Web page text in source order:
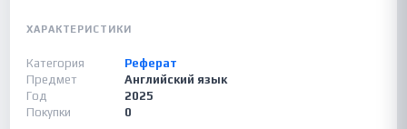
ХАРАКТЕРИСТИКИ
Категория
Реферат
Предмет
Английский язык
Год
2025
Покупки
0